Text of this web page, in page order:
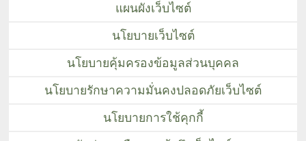
แผนผังเว็บไซต์
นโยบายเว็บไซต์
นโยบายคุ้มครองข้อมูลส่วนบุคคล
นโยบายรักษาความมั่นคงปลอดภัยเว็บไซต์
นโยบายการใช้คุกกี้